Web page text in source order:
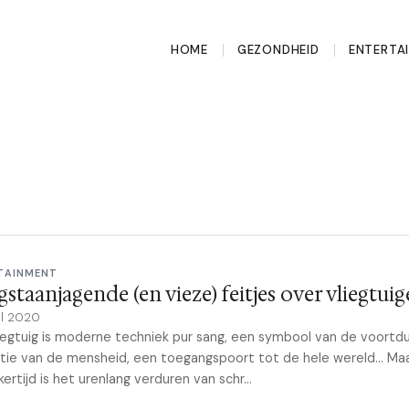
HOME GEZONDHEID
(en vieze) feitjes over
2020
is moderne techniek pur sang, een symbool van de
van de mensheid, een toegangspoort tot de hele wereld...
is het urenlang verduren van schr...